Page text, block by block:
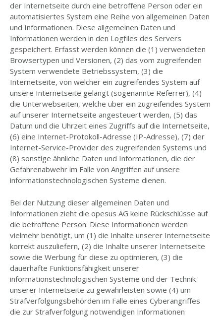
der Internetseite durch eine betroffene Person oder ein
automatisiertes System eine Reihe von allgemeinen Daten
und Informationen. Diese allgemeinen Daten und
Informationen werden in den Logfiles des Servers
gespeichert. Erfasst werden können die (1) verwendeten
Browsertypen und Versionen, (2) das vom zugreifenden
System verwendete Betriebssystem, (3) die
Internetseite, von welcher ein zugreifendes System auf
unsere Internetseite gelangt (sogenannte Referrer), (4)
die Unterwebseiten, welche über ein zugreifendes System
auf unserer Internetseite angesteuert werden, (5) das
Datum und die Uhrzeit eines Zugriffs auf die Internetseite,
(6) eine Internet-Protokoll-Adresse (IP-Adresse), (7) der
Internet-Service-Provider des zugreifenden Systems und
(8) sonstige ähnliche Daten und Informationen, die der
Gefahrenabwehr im Falle von Angriffen auf unsere
informationstechnologischen Systeme dienen.
Bei der Nutzung dieser allgemeinen Daten und
Informationen zieht die opesus AG keine Rückschlüsse auf
die betroffene Person. Diese Informationen werden
vielmehr benötigt, um (1) die Inhalte unserer Internetseite
korrekt auszuliefern, (2) die Inhalte unserer Internetseite
sowie die Werbung für diese zu optimieren, (3) die
dauerhafte Funktionsfähigkeit unserer
informationstechnologischen Systeme und der Technik
unserer Internetseite zu gewährleisten sowie (4) um
Strafverfolgungsbehörden im Falle eines Cyberangriffes
die zur Strafverfolgung notwendigen Informationen